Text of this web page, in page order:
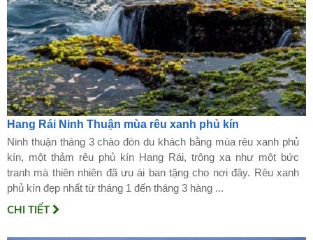
Hang Rái Ninh Thuận mùa rêu xanh phủ kín
Ninh thuận tháng 3 chào đón du khách bằng mùa rêu xanh phủ
kín, một thảm rêu phủ kín Hang Rái, trông xa như một bức
tranh mà thiên nhiên đã ưu ái ban tặng cho nơi đây. Rêu xanh
phủ kín đẹp nhất từ tháng 1 đến tháng 3 hàng ...
CHI TIẾT